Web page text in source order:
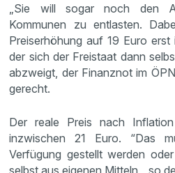
„Sie will sogar noch den
Kommunen zu entlasten.
Preiserhöhung auf 19 Euro
der sich der Freistaat dann
abzweigt, der Finanznot im
gerecht.
Der reale Preis nach
inzwischen 21 Euro. “Das
Verfügung gestellt werden
selbst aus eigenen Mitteln„, so